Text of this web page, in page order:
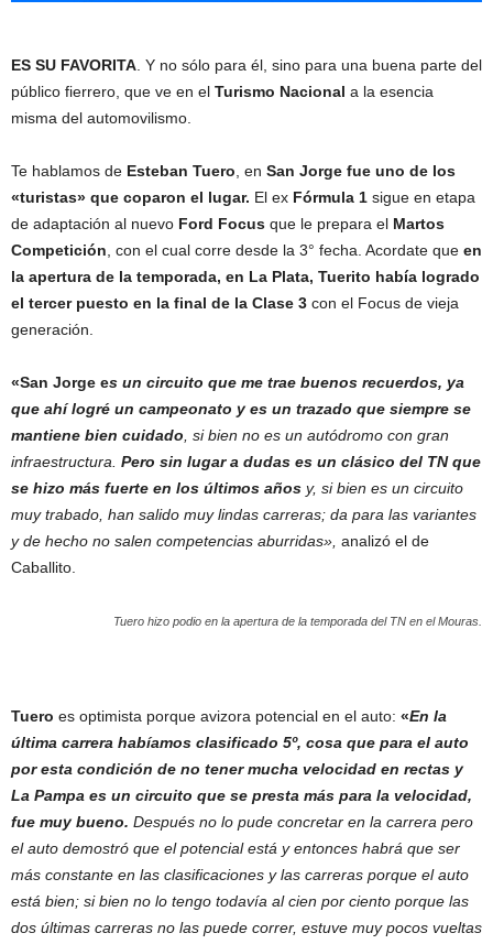
ES SU FAVORITA . Y no sólo para él, sino para una buena parte del
público fierrero, que ve en el Turismo Nacional a la esencia
misma del automovilismo.
Te hablamos de Esteban Tuero , en San Jorge fue uno de los
«turistas» que coparon el lugar. El ex Fórmula 1 sigue en etapa
de adaptación al nuevo Ford Focus que le prepara el Martos
Competición , con el cual corre desde la 3° fecha. Acordate que en
la apertura de la temporada, en La Plata, Tuerito había logrado
el tercer puesto en la final de la Clase 3 con el Focus de vieja
generación.
«San Jorge es un circuito que me trae buenos recuerdos, ya
que ahí logré un campeonato y es un trazado que siempre se
mantiene bien cuidado , si bien no es un autódromo con gran
infraestructura. Pero sin lugar a dudas es un clásico del TN que
se hizo más fuerte en los últimos años y, si bien es un circuito
muy trabado, han salido muy lindas carreras; da para las variantes
y de hecho no salen competencias aburridas», analizó el de
Caballito.
Tuero hizo podio en la apertura de la temporada del TN en el Mouras.
Tuero es optimista porque avizora potencial en el auto: «En la
última carrera habíamos clasificado 5º, cosa que para el auto
por esta condición de no tener mucha velocidad en rectas y
La Pampa es un circuito que se presta más para la velocidad,
fue muy bueno. Después no lo pude concretar en la carrera pero
el auto demostró que el potencial está y entonces habrá que ser
más constante en las clasificaciones y las carreras porque el auto
está bien; si bien no lo tengo todavía al cien por ciento porque las
dos últimas carreras no las puede correr, estuve muy pocos vueltas